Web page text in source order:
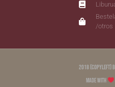
/otros
2018 (copyleft)
Made with